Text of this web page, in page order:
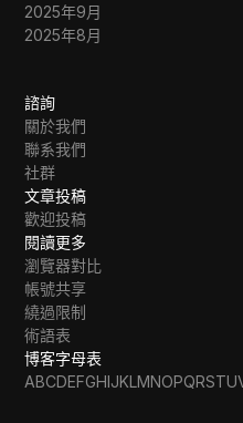
2025年9月
2025年8月
諮詢
關於我們
聯系我們
社群
文章投稿
歡迎投稿
閱讀更多
瀏覽器對比
帳號共享
繞過限制
術語表
博客字母表
ABCDEFGHIJKLMNOPQRSTU